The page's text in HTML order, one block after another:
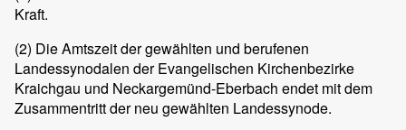
Kraft.
(2) Die Amtszeit der gewählten und berufenen
Landessynodalen der Evangelischen Kirchenbezirke
Kraichgau und Neckargemünd-Eberbach endet mit dem
Zusammentritt der neu gewählten Landessynode.